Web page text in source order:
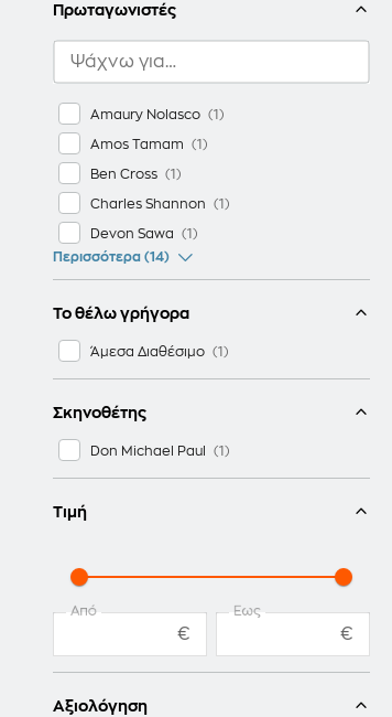
Πρωταγωνιστές
Amaury Nolasco
Amos Tamam
Ben Cross
Charles Shannon
Devon Sawa
Περισσότερα (14)
Το θέλω γρήγορα
Άμεσα Διαθέσιμο
Σκηνοθέτης
Don Michael Paul
Τιμή
Από
€
Έως
€
Αξιολόγηση